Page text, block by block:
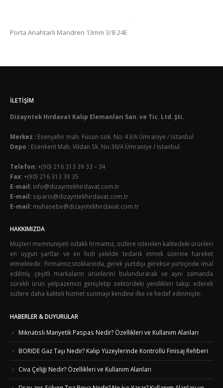
Porta Anahtarlı Mandren 13mm 3/8-24E
İLETIŞIM
Dizayntek Hırdavat Kalıp Elemanları San. ve Tic. Ltd. Şti.
Merkez : Esenşehir mah. Füsun sok. No: 43/A Ümraniye / İstanbul
Depo : Esenkent Mah. Vildan Sk. No:36/A Ümraniye / İstanbul
Telefon:+(90) 216 313 39 33 – 34
Fax:+(90) 216 313 39 35
E-mail: info@dizayntekhirdavat.com.tr
E-mail: siparis@dizayntekhirdavat.com.tr
E-mail: muhasebe@dizayntekhirdavat.com.tr
HAKKIMIZDA
Müşteri memnuniyeti odaklı firmamız, sizlere istenilen kalitedeki ürünleri
en uygun şartlar ve en hızlı şekilde tedarik etmek üzerine hareket
etmektedir. Firmamız;stoklarında, gerek yurtdışı gerekse yurtiçinde imal
edilmiş çeşitli markaların ürünlerini bulundurarak ve aynı zamanda
sürekli ürün yelpazemizi genişletip sektördeki yenilikleri takip ederek
sizlere daha kaliteli hizmet sunmayı kendine ilke ve hedef edinmiştir.
HABERLER & DUYURULAR
Mıknatıslı Manyetik Paspas Nedir? Özellikleri ve Kullanım Alanları
BORIDE Gaz Taşı Nedir? Kalıp Yüzeylerinde Kontrollü Finisaj Rehberi
Civa Çeliği Nedir? Özellikleri ve Kullanım Alanları